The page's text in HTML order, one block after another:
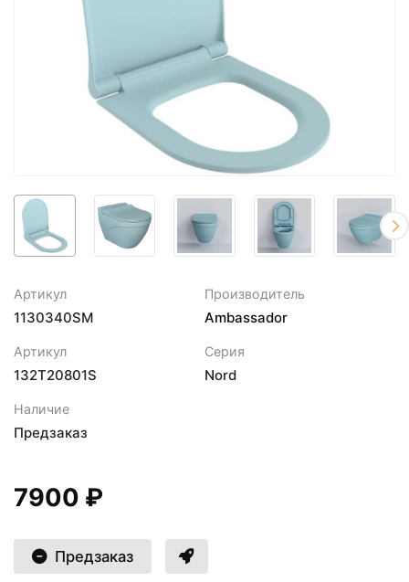
Артикул
1130340SM
Производитель
Ambassador
Артикул
132T20801S
Серия
Nord
Наличие
Предзаказ
7900 ₽
Предзаказ